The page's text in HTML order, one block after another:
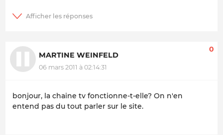
MARTINE WEINFELD
06 mars 2011 à 02:14:31
0
bonjour, la chaine tv fonctionne-t-elle? On n'en
entend pas du tout parler sur le site.